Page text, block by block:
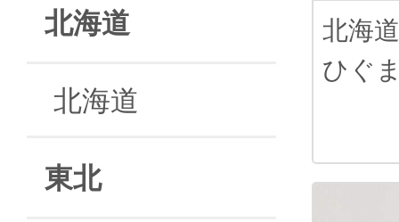
北海道
北海道
東北
北海道
ひぐ